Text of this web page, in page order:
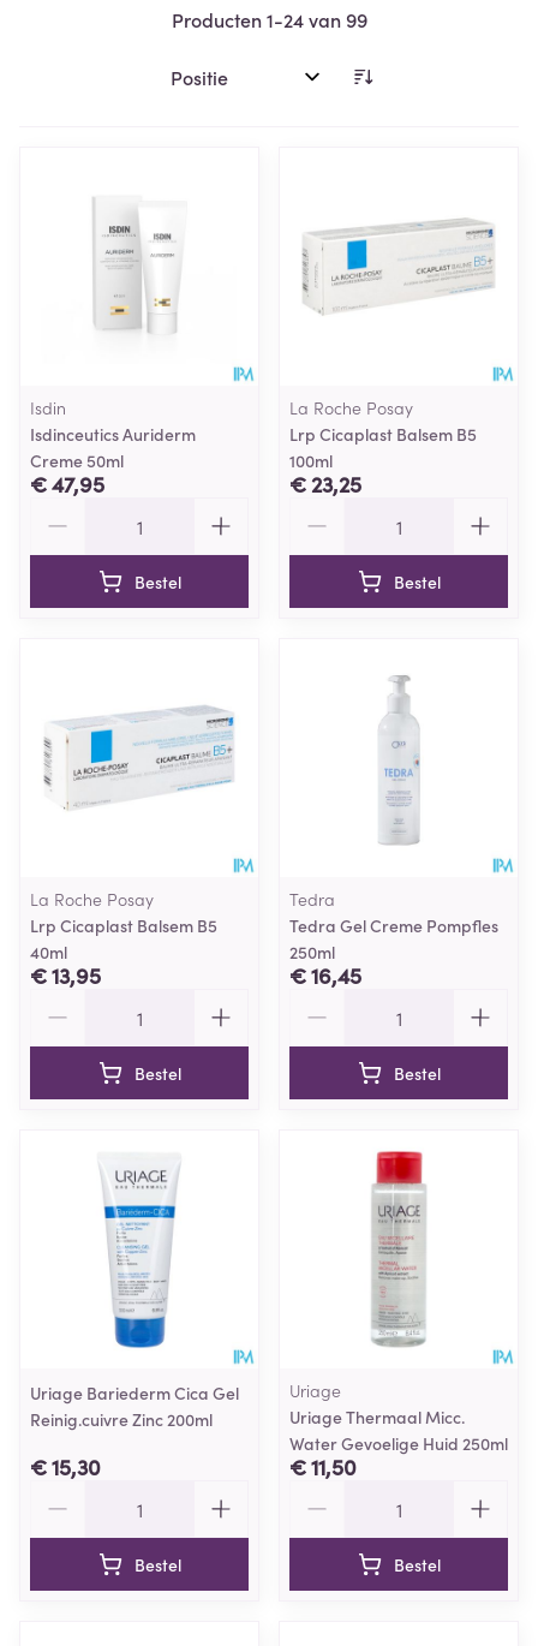
Producten1-24van99
Sorteer op:
Isdin
Isdinceutics Auriderm
Creme 50ml
€ 47,95
Bestel
La Roche Posay
Lrp Cicaplast Balsem B5
100ml
€ 23,25
Bestel
La Roche Posay
Lrp Cicaplast Balsem B5
40ml
€ 13,95
Bestel
Tedra
Tedra Gel Creme Pompfles
250ml
€ 16,45
Bestel
Uriage Bariederm Cica Gel
Reinig.cuivre Zinc 200ml
€ 15,30
Bestel
Uriage
Uriage Thermaal Micc.
Water Gevoelige Huid 250ml
€ 11,50
Bestel